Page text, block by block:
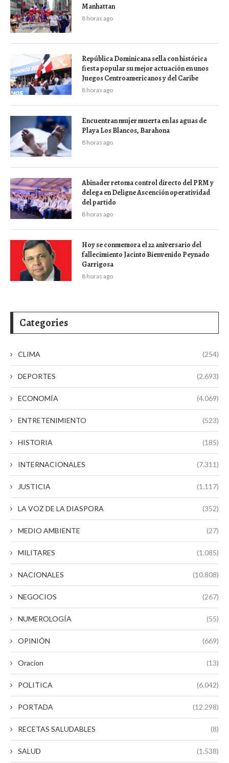
Manhattan
8 horas ago
República Dominicana sella con histórica
fiesta popular su mejor actuación en unos
Juegos Centroamericanos y del Caribe
8 horas ago
Encuentran mujer muerta en las aguas de
Playa Los Blancos, Barahona
8 horas ago
Abinader retoma control directo del PRM y
delega en Deligne Ascención operatividad
del partido
8 horas ago
Hoy se conmemora el 22 aniversario del
fallecimiento Jacinto Bienvenido Peynado
Garrigosa
8 horas ago
Categories
CLIMA (254)
DEPORTES (2.693)
ECONOMÍA (4.069)
ENTRETENIMIENTO (523)
HISTORIA (185)
INTERNACIONALES (7.311)
JUSTICIA (1.117)
LA VOZ DE LA DIASPORA (352)
MEDIO AMBIENTE (27)
MILITARES (1.085)
NACIONALES (10.808)
NEGOCIOS (267)
NUMEROLOGÍA (55)
OPINIÓN (669)
Oracion (13)
POLITICA (6.042)
PORTADA (12.298)
RECETAS SALUDABLES (8)
SALUD (1.538)